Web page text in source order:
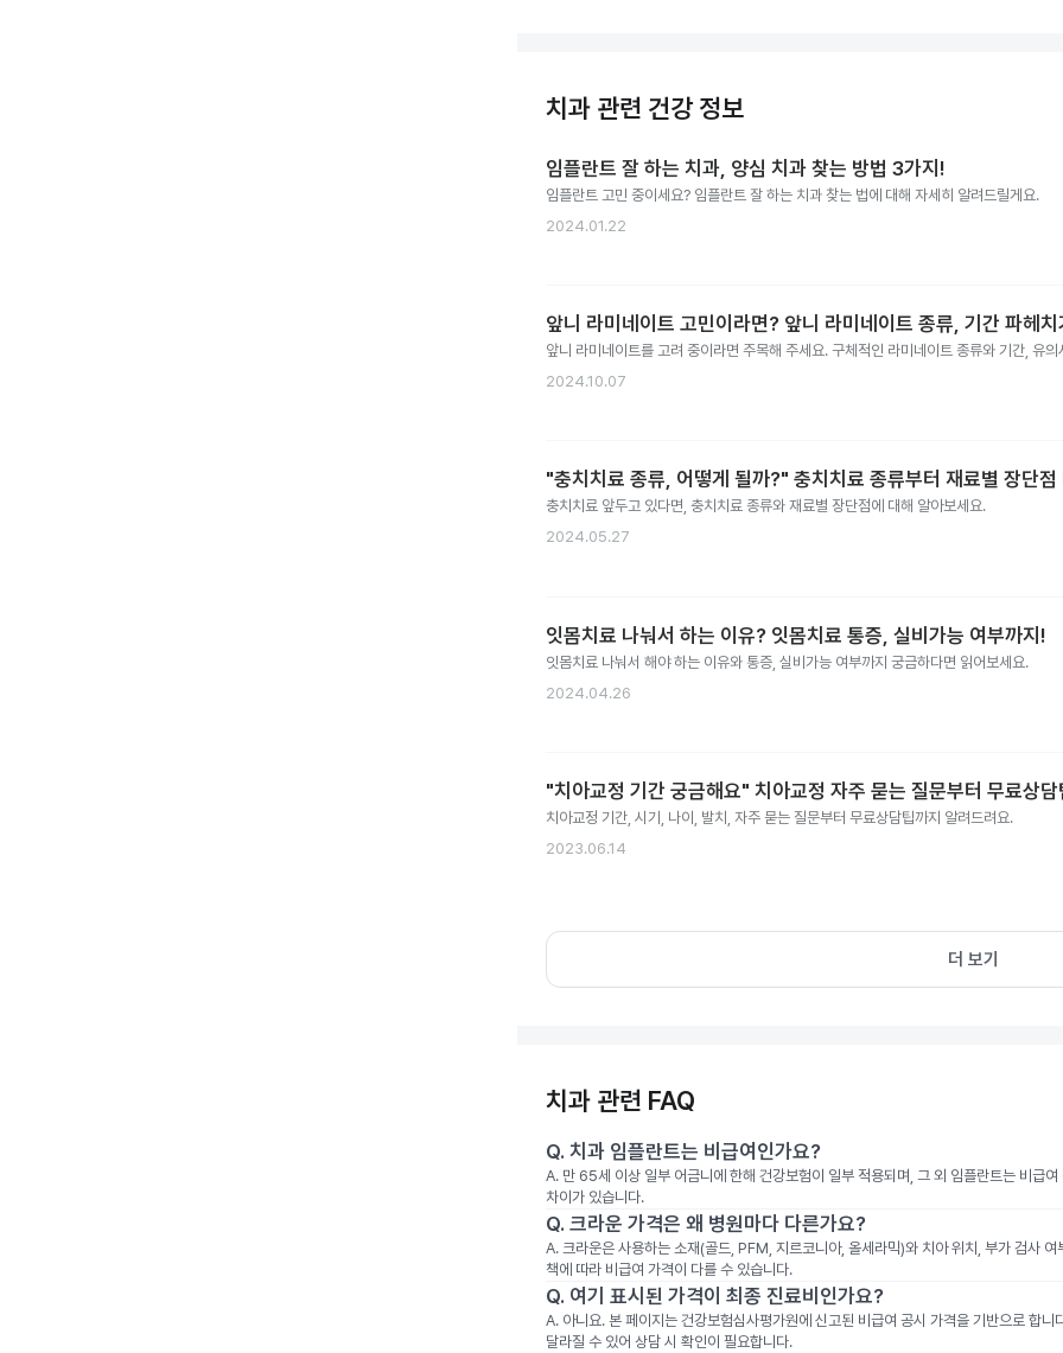
치과 관련 건강 정보
임플란트 잘 하는 치과, 양심 치과 찾는 방법 3가지!
임플란트 고민 중이세요? 임플란트 잘 하는 치과 찾는 법에 대해 자세히 알려드릴게요.
2024.01.22
앞니 라미네이트 고민이라면? 앞니 라미네이트 종류, 기간 파헤치
앞니 라미네이트를 고려 중이라면 주목해 주세요. 구체적인 라미네이트 종류와 기간, 유
2024.10.07
"충치치료 종류, 어떻게 될까?" 충치치료 종류부터 재료별 장단점
충치치료 앞두고 있다면, 충치치료 종류와 재료별 장단점에 대해 알아보세요.
2024.05.27
잇몸치료 나눠서 하는 이유? 잇몸치료 통증, 실비가능 여부까지!
잇몸치료 나눠서 해야 하는 이유와 통증, 실비가능 여부까지 궁금하다면 읽어보세요.
2024.04.26
"치아교정 기간 궁금해요" 치아교정 자주 묻는 질문부터 무료상담
치아교정 기간, 시기, 나이, 발치, 자주 묻는 질문부터 무료상담팁까지 알려드려요.
2023.06.14
더 보기
치과 관련 FAQ
Q. 치과 임플란트는 비급여인가요?
A. 만 65세 이상 일부 어금니에 한해 건강보험이 일부 적용되며, 그 외 임플란트는 비급
차이가 있습니다.
Q. 크라운 가격은 왜 병원마다 다른가요?
A. 크라운은 사용하는 소재(골드, PFM, 지르코니아, 올세라믹)와 치아 위치, 부가 검사
책에 따라 비급여 가격이 다를 수 있습니다.
Q. 여기 표시된 가격이 최종 진료비인가요?
A. 아니요. 본 페이지는 건강보험심사평가원에 신고된 비급여 공시 가격을 기반으로 합
달라질 수 있어 상담 시 확인이 필요합니다.